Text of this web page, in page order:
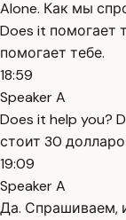
Alone. Как мы
Does it помогает
помогает тебе.
18:59
Speaker A
Does it help you?
стоит 30
19:09
Speaker A
Да. Спрашиваем,